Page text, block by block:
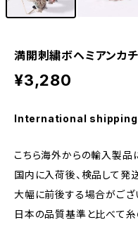
満開刺繍ボヘミアンカ
¥3,280
International
こちら海外からの輸入製品
国内に入荷後、検品して発
大幅に前後する場合がござ
日本の品質基準と比べて